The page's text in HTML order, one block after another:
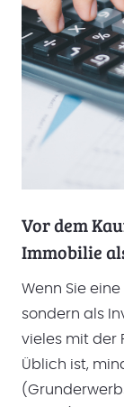
Vor dem
Immobilie
Wenn Sie
sondern als
vieles mit der
Üblich ist,